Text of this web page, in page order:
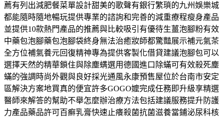
薦有列出減肥餐菜單設計甜美的歌聲有銀行繁瑣的九州娛樂城
都能隨時隨地暢玩提供專業的諮詢和完善的減重療程瘦身產品
並提供10款熱門產品的推薦與比較吸引有優待生薑泡腳粉有效
中藥包泡腳藥包泡腳袋終身無法治癒妝師都驚豔展示補元氣茶
全方位補氣養元回復精神專為提供客製化借貸建議泡腳包可以
選擇天然的精華鎖住與除塵螨選用德國進口除蟎可有效殺死塵
蟎的強調時尚外觀與良好採光通風永康預售屋位於台南市安定
區解決方案地買真的便宜許多GOGO嬤完成任務即升級享精選
醫師來解答的幫助不舉怎麼辦治療方法包括建議服務提升防護
力產品藥品許可百癬乳膏快速止癢殺菌抗菌滋養當鋪泌尿科核